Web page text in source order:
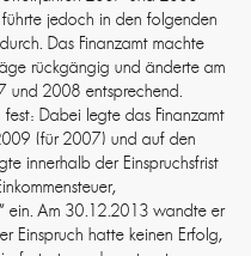
jedoch in den folgenden
Das Finanzamt machte
rückgängig und änderte am
und 2008 entsprechend.
Dabei legte das Finanzamt
(für 2007) und auf den
innerhalb der Einspruchsfrist
ein. Am 30.12.2013 wandte er
Einspruch hatte keinen Erfolg,